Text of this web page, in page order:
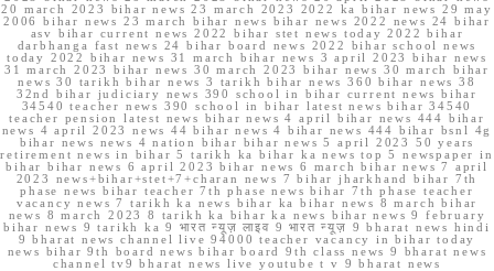
20 march 2023 bihar news 23 march 2023 2022 ka bihar news 29 may
2006 bihar news 23 march bihar news bihar news 2022 news 24 bihar
asv bihar current news 2022 bihar stet news today 2022 bihar
darbhanga fast news 24 bihar board news 2022 bihar school news
today 2022 bihar news 31 march bihar news 3 april 2023 bihar news
31 march 2023 bihar news 30 march 2023 bihar news 30 march bihar
news 30 tarikh bihar news 3 tarikh bihar news 360 bihar news 38
32nd bihar judiciary news 390 school in bihar current news bihar
34540 teacher news 390 school in bihar latest news bihar 34540
teacher pension latest news bihar news 4 april bihar news 444 bihar
news 4 april 2023 news 44 bihar news 4 bihar news 444 bihar bsnl 4g
bihar news news 4 nation bihar bihar news 5 april 2023 50 years
retirement news in bihar 5 tarikh ka bihar ka news top 5 newspaper in
bihar bihar news 6 april 2023 bihar news 6 march bihar news 7 april
2023 news+bihar+stet+7+charan news 7 bihar jharkhand bihar 7th
phase news bihar teacher 7th phase news bihar 7th phase teacher
vacancy news 7 tarikh ka news bihar ka bihar news 8 march bihar
news 8 march 2023 8 tarikh ka bihar ka news bihar news 9 february
bihar news 9 tarikh ka 9 भारत न्यूज़ लाइव 9 भारत न्यूज़ 9 bharat news hindi
9 bharat news channel live 94000 teacher vacancy in bihar today
news bihar 9th board news bihar board 9th class news 9 bharat news
channel tv9 bharat news live youtube t v 9 bharat news